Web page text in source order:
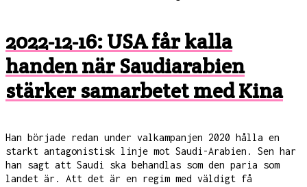
2022-12-16: USA får kalla
handen när Saudiarabien
stärker samarbetet med Kina
Han började redan under valkampanjen 2020 hålla en
starkt antagonistisk linje mot Saudi-Arabien. Sen har
han sagt att Saudi ska behandlas som den paria som
landet är. Att det är en regim med väldigt få